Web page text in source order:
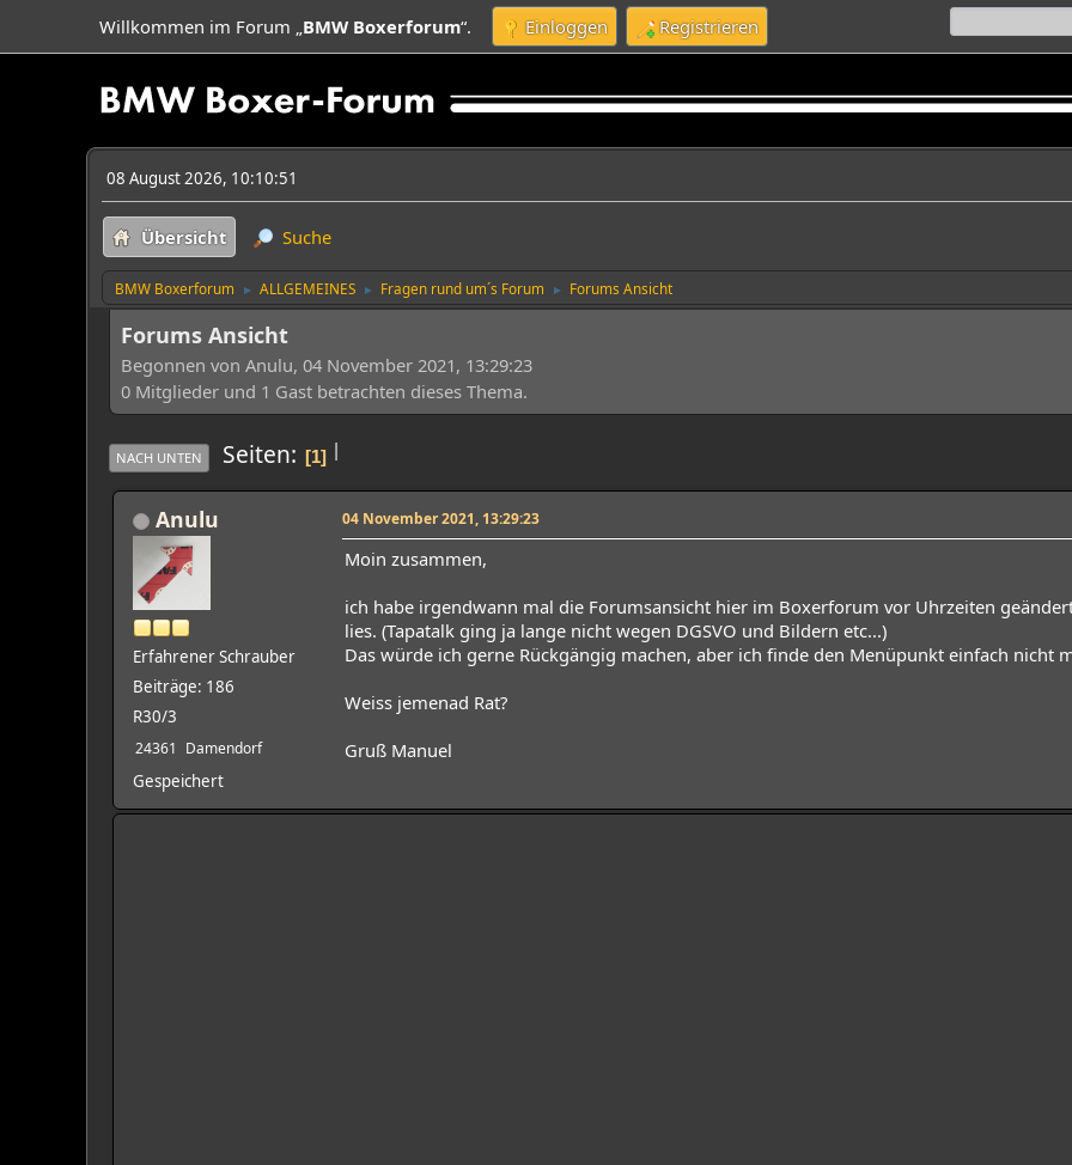
Willkommen im Forum „BMW Boxerforum“. Einloggen Registrieren
08 August 2026, 10:10:51
Übersicht Suche
BMW Boxerforum ► ALLGEMEINES ► Fragen rund um´s Forum ► Forums Ansicht
Forums Ansicht
Begonnen von Anulu, 04 November 2021, 13:29:23
0 Mitglieder und 1 Gast betrachten dieses Thema.
|
NACH UNTEN Seiten 1
Anulu
Erfahrener Schrauber
Beiträge: 186
R30/3
24361 Damendorf
Gespeichert
04 November 2021, 13:29:23
Moin zusammen,
ich habe irgendwann mal die Forumsansicht hier im Boxerforum vor Uhrzeiten
lies. (Tapatalk ging ja lange nicht wegen DGSVO und Bildern etc...)
Das würde ich gerne Rückgängig machen, aber ich finde den Menüpunkt einfach nicht
Weiss jemenad Rat?
Gruß Manuel